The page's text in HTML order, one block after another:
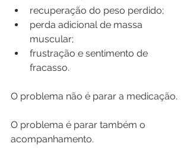
recuperação do peso perdido;
perda adicional de massa
muscular;
frustração e sentimento de
fracasso.
O problema não é parar a medicação.
O problema é parar também o
acompanhamento.